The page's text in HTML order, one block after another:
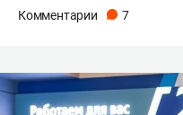
Комментарии 7